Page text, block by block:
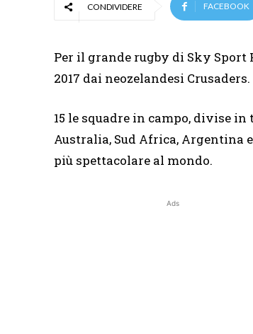
CONDIVIDERE FACEBOOK
Per il grande rugby di Sky Sport
2017 dai neozelandesi Crusaders.
15 le squadre in campo, divise
Australia, Sud Africa, Argentina
più spettacolare al mondo.
Ads